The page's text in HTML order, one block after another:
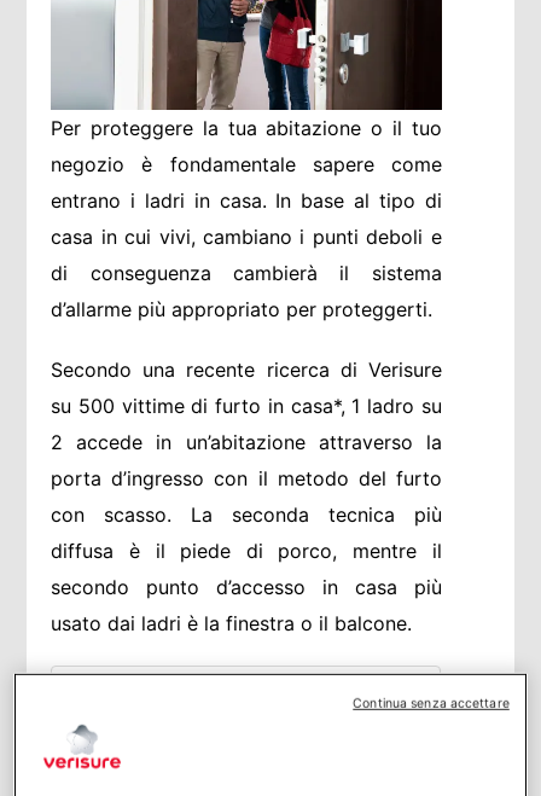
Per proteggere la tua abitazione o il tuo
negozio è fondamentale sapere come
entrano i ladri in casa. In base al tipo di
casa in cui vivi, cambiano i punti deboli e
di conseguenza cambierà il sistema
d’allarme più appropriato per proteggerti.
Secondo una recente ricerca di Verisure
su 500 vittime di furto in casa*, 1 ladro su
2 accede in un’abitazione attraverso la
porta d’ingresso con il metodo del furto
con scasso. La seconda tecnica più
diffusa è il piede di porco, mentre il
secondo punto d’accesso in casa più
usato dai ladri è la finestra o il balcone.
COME ENTRANO I LADRI NEI NOSTRI
APPARTAMENTI
Continua senza accettare